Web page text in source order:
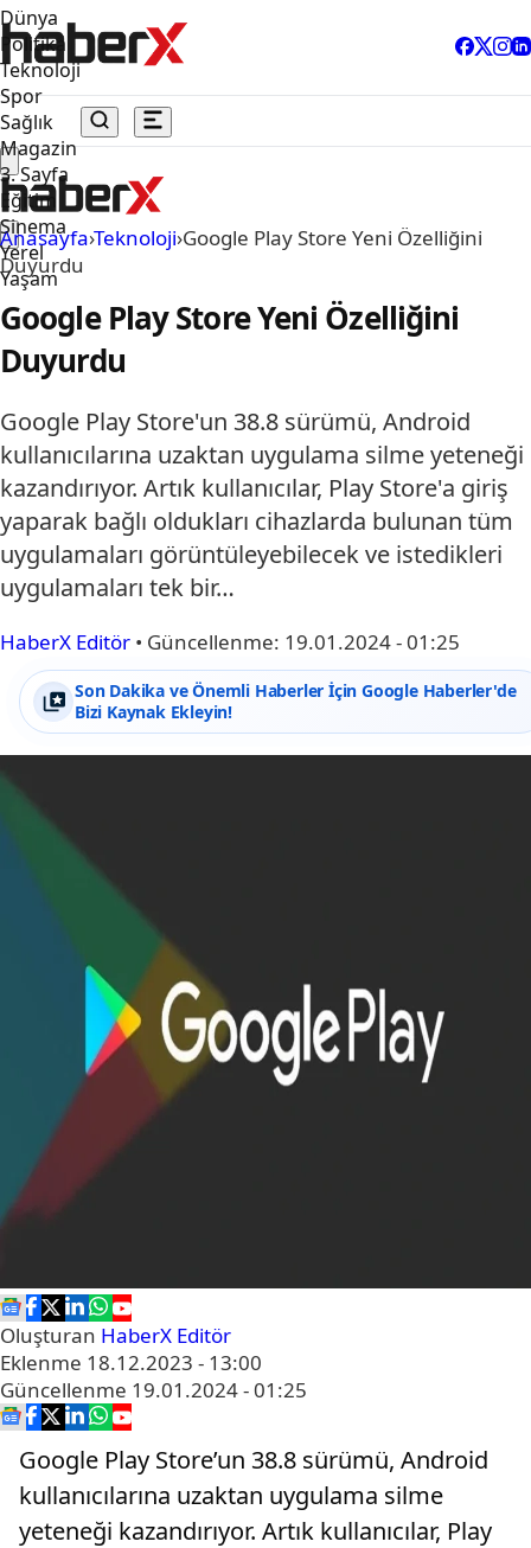
Dünya
Politika
Teknoloji
Spor
Sağlık
Magazin
3. Sayfa
Eğitim
Sinema
Yerel
Yaşam
Anasayfa›Teknoloji›Google Play Store Yeni Özelliğini
Duyurdu
Google Play Store Yeni Özelliğini
Duyurdu
Google Play Store'un 38.8 sürümü, Android
kullanıcılarına uzaktan uygulama silme yeteneği
kazandırıyor. Artık kullanıcılar, Play Store'a giriş
yaparak bağlı oldukları cihazlarda bulunan tüm
uygulamaları görüntüleyebilecek ve istedikleri
uygulamaları tek bir…
HaberX Editör • Güncellenme: 19.01.2024 - 01:25
Son Dakika ve Önemli Haberler İçin Google Haberler'de
Bizi Kaynak Ekleyin!
Oluşturan HaberX Editör
Eklenme 18.12.2023 - 13:00
Güncellenme 19.01.2024 - 01:25
Google Play Store’un 38.8 sürümü, Android
kullanıcılarına uzaktan uygulama silme
yeteneği kazandırıyor. Artık kullanıcılar, Play